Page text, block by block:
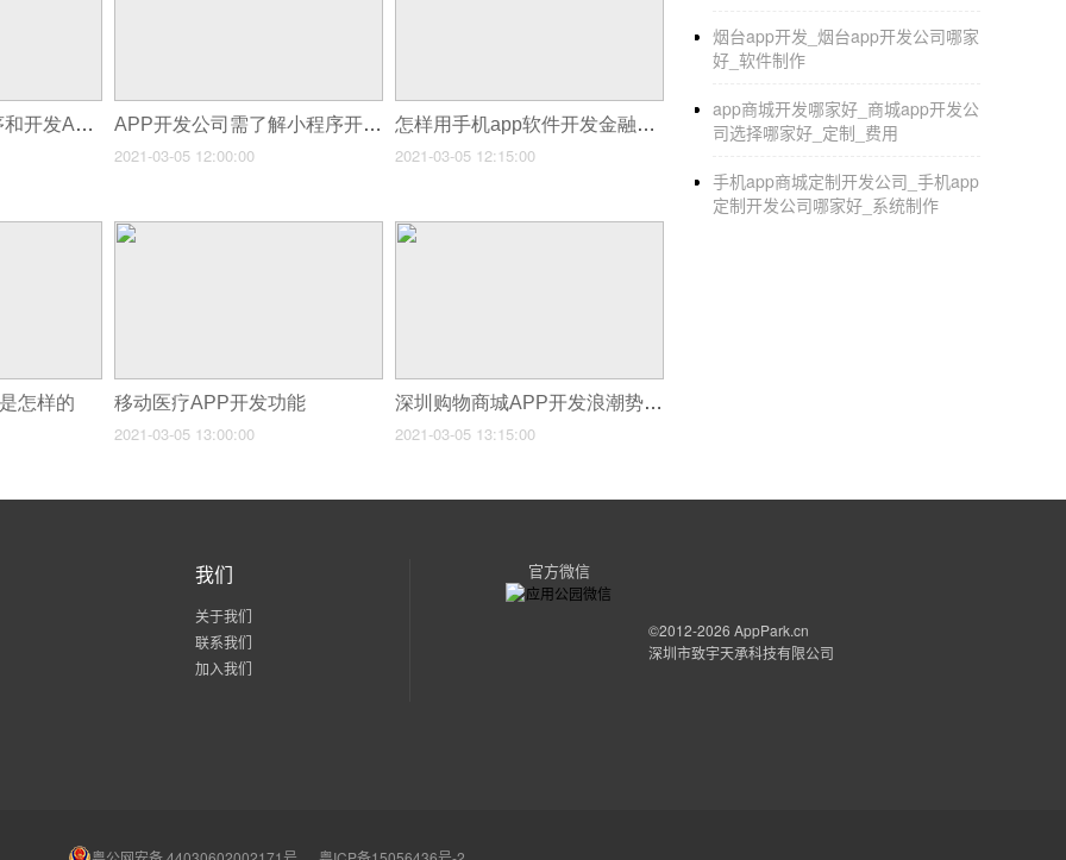
企业开发微信小程序和开发APP哪个好 APP开发公司需了解小程序开发的成本
2021-03-05 12:00:00
怎样用手机app软件开发金融终端客户
2021-03-05 12:15:00
怎样的 移动医疗APP开发功能
2021-03-05 13:00:00
深圳购物商城APP开发浪潮势不可挡
2021-03-05 13:15:00
烟台app开发_烟台app开发公司哪家
好_软件制作
app商城开发哪家好_商城app开发公
司选择哪家好_定制_费用
手机app商城定制开发公司_手机app
定制开发公司哪家好_系统制作
我们
关于我们
联系我们
加入我们
官方微信
©2012-2026 AppPark.cn
深圳市致宇天承科技有限公司